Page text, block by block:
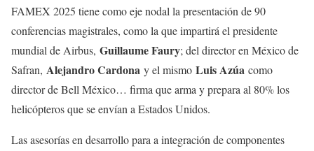
FAMEX 2025 tiene como eje nodal la presentación de 90
conferencias magistrales, como la que impartirá el presidente
mundial de Airbus, Guillaume Faury; del director en México de
Safran, Alejandro Cardona y el mismo Luis Azúa como
director de Bell México… firma que arma y prepara al 80% los
helicópteros que se envían a Estados Unidos.
Las asesorías en desarrollo para a integración de componentes